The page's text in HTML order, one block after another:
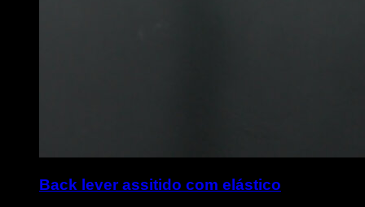
Back lever assitido com elástico